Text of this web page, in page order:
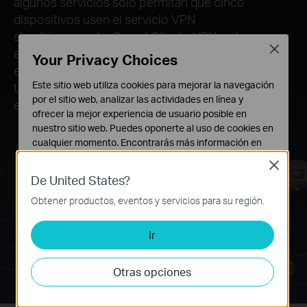
dispositivos usen el servicio VPN
simultáneamente. Con el Cliente VPN en los
enrutadores TP-Link, ya no tiene estos límites. El
enrutador se reconocerá como un dispositivo y
todos los dispositivos conectados a la red del
enrutador pueden usar el servicio VPN.
Enrutador
VPN
De United States?
Obtener productos, eventos y servicios para su región.
Ir
Otras opciones
Close
Your Privacy Choices
Este sitio web utiliza cookies para mejorar la navegación
por el sitio web, analizar las actividades en línea y
ofrecer la mejor experiencia de usuario posible en
nuestro sitio web. Puedes oponerte al uso de cookies en
cualquier momento. Encontrarás más información en
Cookies Básicas
Estas cookies son necesarias para el funcionamiento
del sitio web y no pueden desactivarse en tu sistema.
Cookies de Análisis y de Marketing
Las cookies de análisis nos permiten analizar tus
actividades en nuestro sitio web con el fin de mejorar y
adaptar la funcionalidad del mismo.
Close